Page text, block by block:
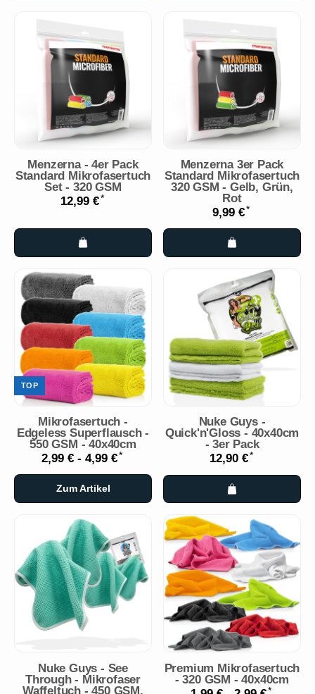
Menzerna - 4er Pack
Standard Mikrofasertuch
Set - 320 GSM
12,99 €*
Menzerna 3er Pack
Standard Mikrofasertuch
320 GSM - Gelb, Grün,
Rot
9,99 €*
TOP
Mikrofasertuch -
Edgeless Superflausch -
550 GSM - 40x40cm
2,99 € - 4,99 €*
Zum Artikel
Nuke Guys -
Quick'n'Gloss - 40x40cm
- 3er Pack
12,90 €*
Nuke Guys - See
Through - Mikrofaser
Waffeltuch - 450 GSM,
Premium Mikrofasertuch
- 320 GSM - 40x40cm
*